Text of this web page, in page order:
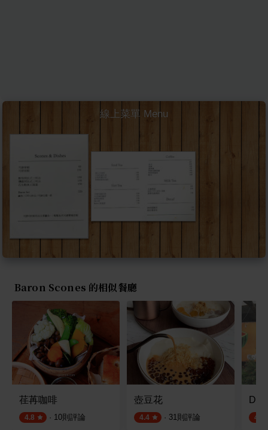
線上菜單 Menu
Baron Scones 的相似餐廳
荏苒咖啡
4.8 · 10則評論
壺豆花
4.4 · 31則評論 4.6